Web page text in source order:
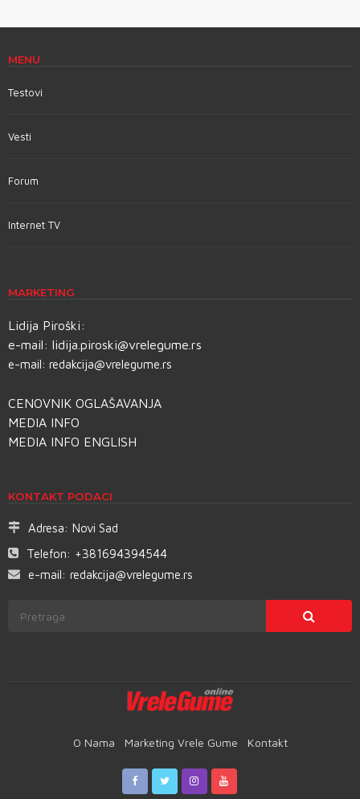
MENU
Testovi
Vesti
Forum
Internet TV
MARKETING
Lidija Piroški:
e-mail: lidija.piroski@vrelegume.rs
e-mail: redakcija@vrelegume.rs
CENOVNIK OGLAŠAVANJA
MEDIA INFO
MEDIA INFO ENGLISH
KONTAKT PODACI
Adresa: Novi Sad
Telefon: +381694394544
e-mail: redakcija@vrelegume.rs
O Nama Marketing Vrele Gume Kontakt